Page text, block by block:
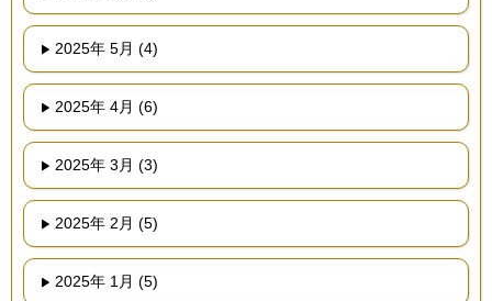
2025年 5月 (4)
2025年 4月 (6)
2025年 3月 (3)
2025年 2月 (5)
2025年 1月 (5)